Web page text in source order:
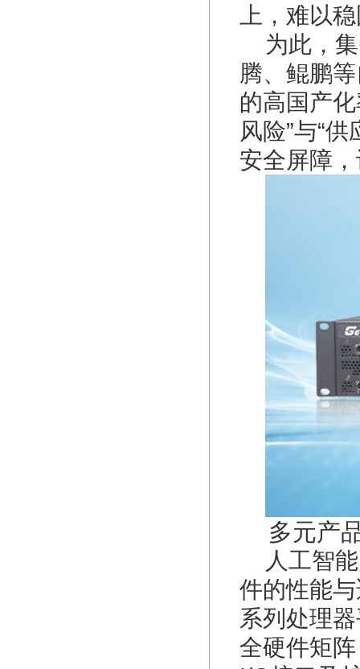
上，难以
为此，
腾、鲲鹏
的高国产
风险”与“
安全屏障
多元产
人工智
件的性能
系列处理
全硬件矩